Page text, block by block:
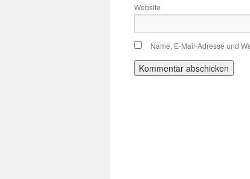
Website
Name, E-Mail-Adresse und